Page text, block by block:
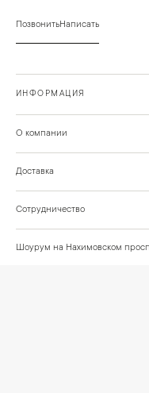
ПозвонитьНаписать
ИНФОРМАЦИЯ
О компании
Доставка
Сотрудничество
Шоурум на Нахимовском